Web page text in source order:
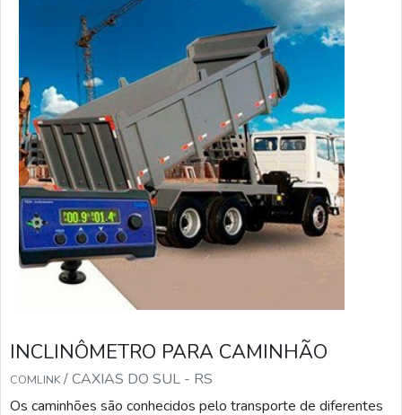
INCLINÔMETRO PARA CAMINHÃO
COMLINK/ CAXIAS DO SUL - RS
Os caminhões são conhecidos pelo transporte de diferentes